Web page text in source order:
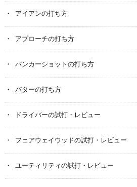
アイアンの打ち方
アプローチの打ち方
バンカーショットの打ち方
パターの打ち方
ドライバーの試打・レビュー
フェアウェイウッドの試打・レビュー
ユーティリティの試打・レビュー